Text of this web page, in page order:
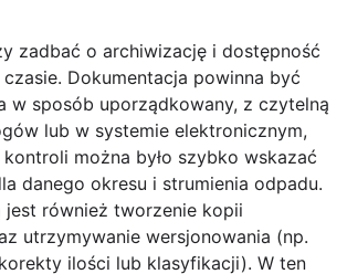
zadbać o archiwizację i dostępność
Dokumentacja powinna być
w sposób uporządkowany, z czytelną
lub w systemie elektronicznym,
można było szybko wskazać
danego okresu i strumienia odpadu.
jest również tworzenie kopii
utrzymywanie wersjonowania (np.
ilości lub klasyfikacji). W ten